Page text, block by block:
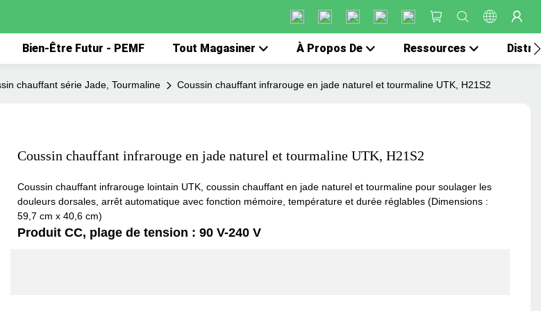
Bien-Être Futur - PEMF Tout Magasiner À Propos De Ressources
chauffant série Jade, Tourmaline Coussin chauffant infrarouge en jade naturel et tourmaline UTK, H21S2
Coussin chauffant infrarouge en jade naturel et tourmaline UTK, H21S2
Coussin chauffant infrarouge lointain UTK, coussin chauffant en jade naturel et tourmaline pour soulager les
douleurs dorsales, arrêt automatique avec fonction mémoire, température et durée réglables (Dimensions :
59,7 cm x 40,6 cm)
Produit CC, plage de tension : 90 V-240 V